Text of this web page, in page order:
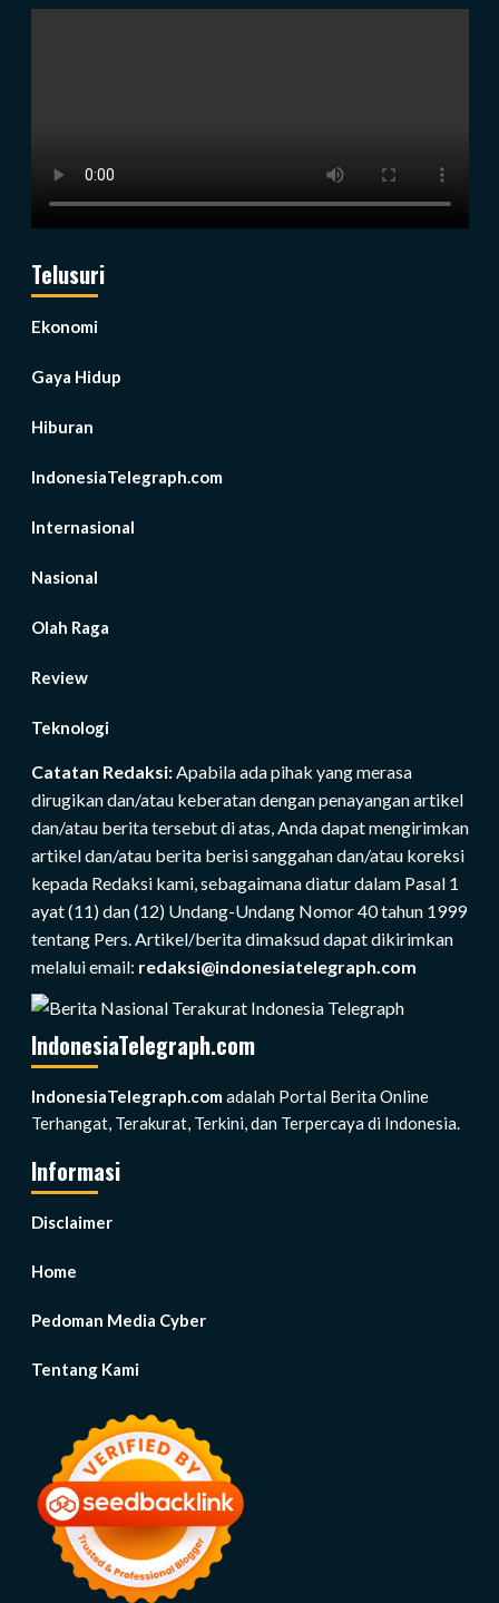
Telusuri
Ekonomi
Gaya Hidup
Hiburan
IndonesiaTelegraph.com
Internasional
Nasional
Olah Raga
Review
Teknologi
Catatan Redaksi:Apabila ada pihak yang merasa
dirugikan dan/atau keberatan dengan penayangan artikel
dan/atau berita tersebut di atas, Anda dapat mengirimkan
artikel dan/atau berita berisi sanggahan dan/atau koreksi
kepada Redaksi kami, sebagaimana diatur dalam Pasal 1
ayat (11) dan (12) Undang-Undang Nomor 40 tahun 1999
tentang Pers. Artikel/berita dimaksud dapat dikirimkan
melalui email: redaksi@indonesiatelegraph.com
IndonesiaTelegraph.com
IndonesiaTelegraph.com adalah Portal Berita Online
Terhangat, Terakurat, Terkini, dan Terpercaya di Indonesia.
Informasi
Disclaimer
Home
Pedoman Media Cyber
Tentang Kami